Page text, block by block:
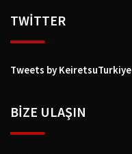
TWİTTER
Tweets by KeiretsuTurkiye
BIZE ULAŞIN